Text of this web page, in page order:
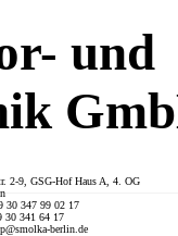
und
2-9, GSG-Hof Haus A, 4. OG
30 347 99 02 17
30 341 64 17
berlin.de